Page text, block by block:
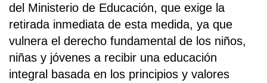
del Ministerio de Educación, que exige la
retirada inmediata de esta medida, ya que
vulnera el derecho fundamental de los niños,
niñas y jóvenes a recibir una educación
integral basada en los principios y valores